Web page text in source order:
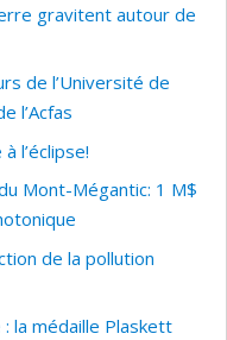
gravitent autour de
de l’Université de
l’Acfas
l’éclipse!
Mont-Mégantic: 1 M$
de la pollution
la médaille Plaskett